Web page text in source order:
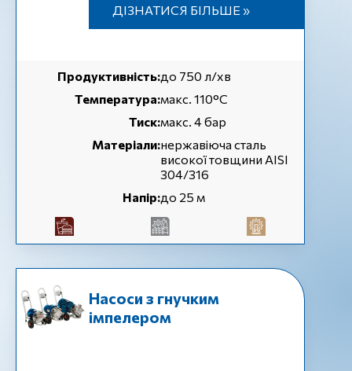
ДІЗНАТИСЯ БІЛЬШЕ »
Продуктивність:до 750 л/хв
Температура:макс. 110°C
Тиск:макс. 4 бар
Матеріали:нержавіюча сталь
високої товщини AISI
304/316
Напір:до 25 м
Насоси з гнучким
імпелером